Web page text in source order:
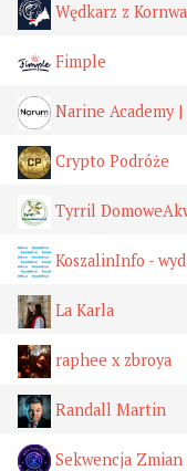
Wędkarz z
Fimple
Narine Academy |
Crypto Podróże
Tyrril
KoszalinInfo -
La Karla
raphee x zbroya
Randall Martin
Sekwencja Zmian